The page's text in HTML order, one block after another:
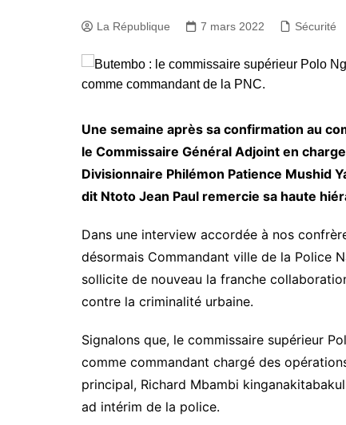
La République 7 mars 2022 Sécurité
Une semaine après sa confirmation au
le Commissaire Général Adjoint en
Divisionnaire Philémon Patience Mushid
dit Ntoto Jean Paul remercie sa haute
Dans une interview accordée à nos
désormais Commandant ville de la Police
sollicite de nouveau la franche
contre la criminalité urbaine.
Signalons que, le commissaire supérieur
comme commandant chargé des
principal, Richard Mbambi
ad intérim de la police.